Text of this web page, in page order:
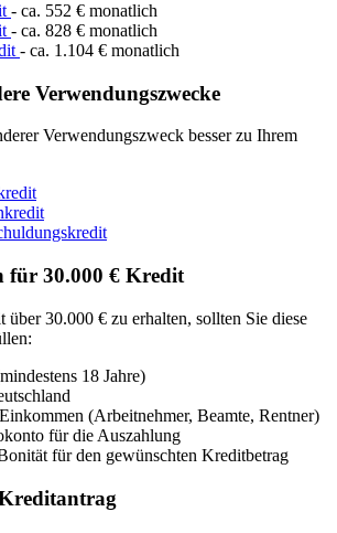
- ca. 552 € monatlich
- ca. 828 € monatlich
- ca. 1.104 € monatlich
Verwendungszwecke
Verwendungszweck besser zu Ihrem
für 30.000 € Kredit
über 30.000 € zu erhalten, sollten Sie diese
18 Jahre)
(Arbeitnehmer, Beamte, Rentner)
für die Auszahlung
für den gewünschten Kreditbetrag